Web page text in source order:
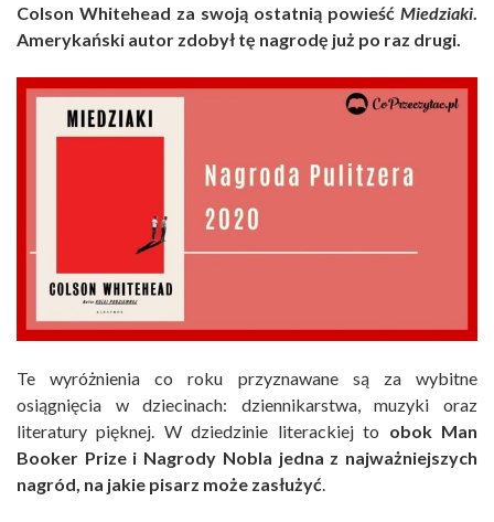
Colson Whitehead za swoją ostatnią powieść Miedziaki.
Amerykański autor zdobył tę nagrodę już po raz drugi.
Te wyróżnienia co roku przyznawane są za wybitne
osiągnięcia w dziecinach: dziennikarstwa, muzyki oraz
literatury pięknej. W dziedzinie literackiej to obok Man
Booker Prize i Nagrody Nobla jedna z najważniejszych
nagród, na jakie pisarz może zasłużyć.